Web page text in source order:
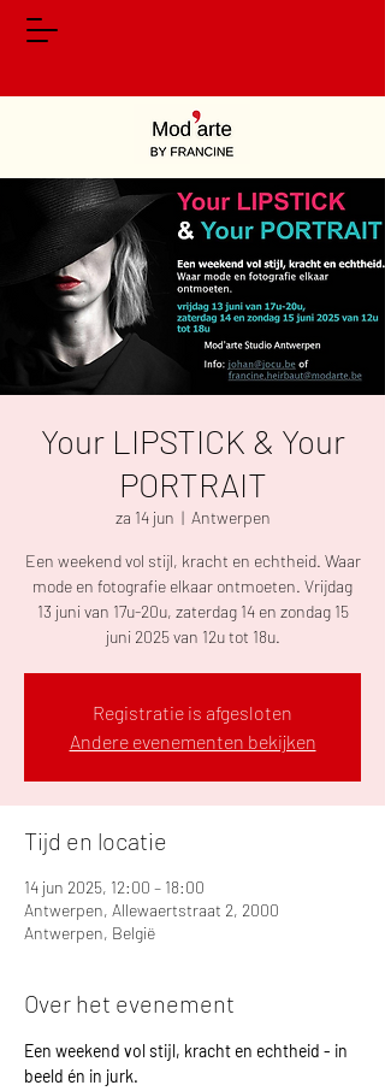
Your LIPSTICK & Your
PORTRAIT
za 14 jun
  |
Antwerpen
Een weekend vol stijl, kracht en echtheid. Waar
mode en fotografie elkaar ontmoeten. Vrijdag
13 juni van 17u-20u, zaterdag 14 en zondag 15
juni 2025 van 12u tot 18u.
Registratie is afgesloten
Andere evenementen bekijken
Tijd en locatie
14 jun 2025, 12:00 – 18:00
Antwerpen, Allewaertstraat 2, 2000
Antwerpen, België
Over het evenement
Een weekend vol stijl, kracht en echtheid - in
beeld én in jurk.